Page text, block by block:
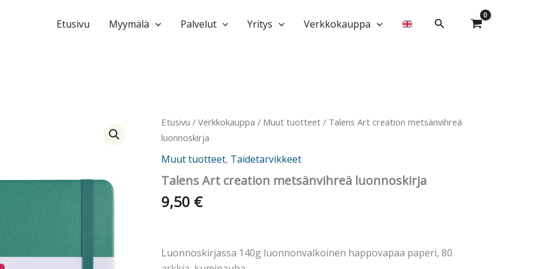
Etusivu Myymälä Palvelut Yritys Verkkokauppa Hae
Etusivu / Verkkokauppa / Muut tuotteet / Talens Art creation metsänvihreä
luonnoskirja
Muut tuotteet, Taidetarvikkeet
Talens Art creation metsänvihreä luonnoskirja
9,50 €
Luonnoskirjassa 140g luonnonvalkoinen happovapaa paperi, 80